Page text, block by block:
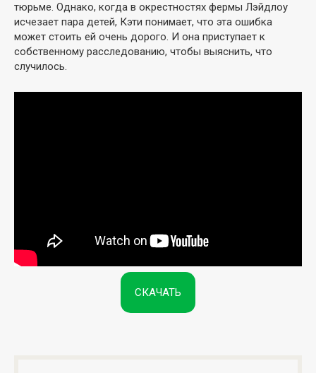
тюрьме. Однако, когда в окрестностях фермы Лэйдлоу
исчезает пара детей, Кэти понимает, что эта ошибка
может стоить ей очень дорого. И она приступает к
собственному расследованию, чтобы выяснить, что
случилось.
СКАЧАТЬ